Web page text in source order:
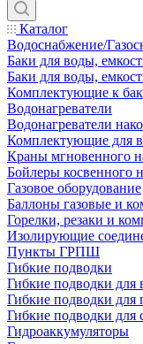
Каталог
Водоснабжение/
Баки для воды,
Баки для воды,
Комплектующие к
Водонагреватели
Водонагреватели
Комплектующие для
Краны мгновенного
Бойлеры косвенного
Газовое оборудование
Баллоны газовые и
Горелки, резаки и
Изолирующие
Пункты ГРПШ
Гибкие подводки
Гибкие подводки для
Гибкие подводки для
Гибкие подводки для
Гидроаккумуляторы